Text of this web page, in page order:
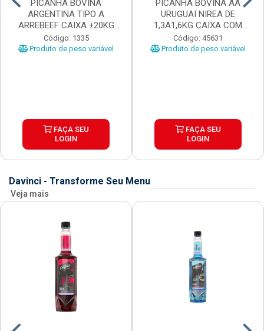
PICANHA BOVINA
ARGENTINA TIPO A
ARREBEEF CAIXA ±20KG
PEÇAS 1...
Código: 1335
Produto de peso variável
FAÇA SEU
LOGIN
PICANHA BOVINA AA
URUGUAI NIREA DE
1,3A1,6KG CAIXA COM
±15KG
Código: 45631
Produto de peso variável
FAÇA SEU
LOGIN
Davinci - Transforme Seu Menu
Veja mais